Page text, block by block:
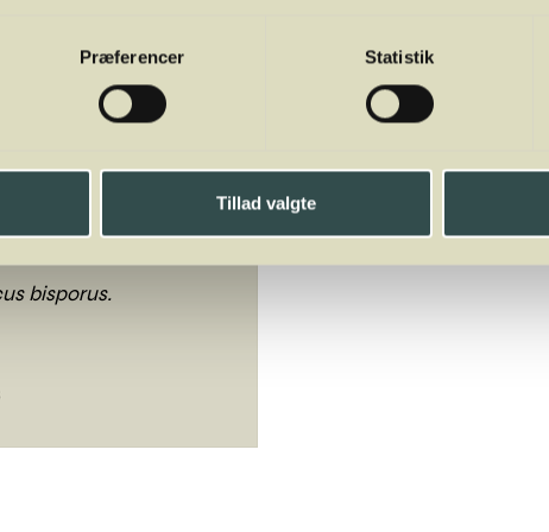
Præferencer Statistik
Tillad valgte
g:
bisporus.